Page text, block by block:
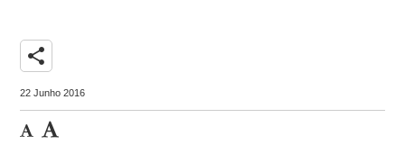
share
22 Junho 2016